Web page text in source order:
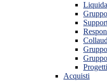
Acquisti